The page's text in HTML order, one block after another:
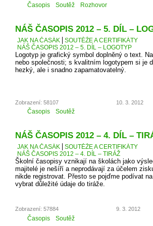
Časopis Soutěž Rozhovor
NÁŠ ČASOPIS 2012 – 5. DÍL –
JAK NA ČASÁK
SOUTĚŽE A CERTIFIKÁTY
NÁŠ ČASOPIS 2012 – 5. DÍL – LOGOTYP
Logotyp je grafický symbol doplněný o text.
nebo společnosti; s kvalitním logotypem si je
hezký, ale i snadno zapamatovatelný.
Zobrazení: 58107 10. 3. 2012
Časopis Soutěž
NÁŠ ČASOPIS 2012 – 4. DÍL –
JAK NA ČASÁK
SOUTĚŽE A CERTIFIKÁTY
NÁŠ ČASOPIS 2012 – 4. DÍL – TIRÁŽ
Školní časopisy vznikají na školách jako
majitelé je nešíří a neprodávají za účelem
nikde registrovat. Přesto se pojďme podívat
vybrat důležité údaje do tiráže.
Zobrazení: 57884 9. 3. 2012
Časopis Soutěž